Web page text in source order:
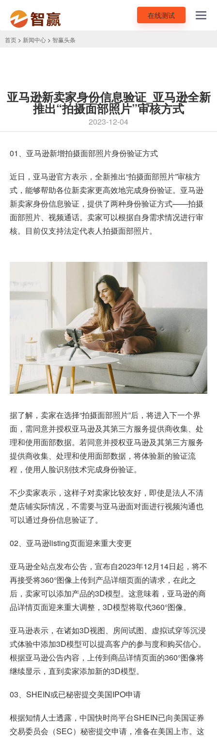
在线测试
首页 > 新闻中心 > 智赢头条
亚马逊新卖家身份信息验证_亚马逊全新
推出“拍摄面部照片”审核方式
2023-12-04
01、 亚马逊新增拍摄面部照片身份验证方式
近日，亚马逊官方表示，全新推出“拍摄面部照片”审核方
式，能够帮助各位新卖家更高效地完成身份验证。亚马逊
新卖家身份信息验证，提供了两种身份验证方式——拍摄
面部照片、视频通话。卖家可以根据自身需求情况进行审
核。目前仅支持法定代表人拍摄面部照片。
据了解，卖家在选择“拍摄面部照片”后，将进入下一个界
面，需同意并授权亚马逊及其第三方服务提供商收集、处
理和使用面部数据。若同意并授权亚马逊及其第三方服务
提供商收集、处理和使用面部数据，将体验新的验证流
程，使用人脸识别技术完成身份验证。
不少卖家表示，这样子对卖家比较友好，即使是法人不清
楚店铺实际情况，不需要与亚马逊面对面进行视频沟通也
可以通过身份信息验证了。
02、亚马逊listing页面迎来重大变更
亚马逊全站点发布公告，宣布自2023年12月14日起，将不
再接受将360°图像上传到产品详细页面的请求，在此之
后，卖家可以添加产品的3D模型。这意味着，亚马逊的商
品详情页面迎来重大调整，3D模型将取代360°图像。
亚马逊表示，在诸如3D视图、房间试图、虚拟试穿等沉浸
式体验中添加3D模型可以提高客户的参与度和购买信心。
根据亚马逊公告内容，上传到商品详情页面的360°图像将
继续显示，直到卖家添加新的3D模型。
03、SHEIN或已秘密提交美国IPO申请
根据知情人士透露，中国快时尚平台SHEIN已向美国证券
交易委员会（SEC）秘密提交申请，准备在美国上市。这